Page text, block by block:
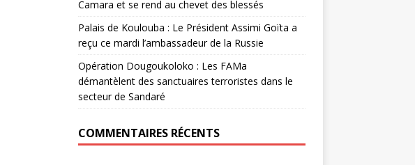
Camara et se rend au chevet des blessés
Palais de Koulouba : Le Président Assimi Goïta a
reçu ce mardi l’ambassadeur de la Russie
Opération Dougoukoloko : Les FAMa
démantèlent des sanctuaires terroristes dans le
secteur de Sandaré
COMMENTAIRES RÉCENTS